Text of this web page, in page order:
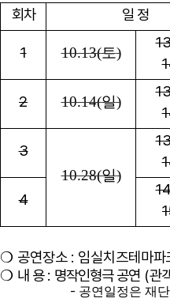
회차 일 정
1 10.13(토)
2 10.14(일)
3
10.28(일)
4
❍ 공연장소 : 임실치즈테마파
❍ 내 용: 명작인형극 공연 (관
- 공연일정은 재